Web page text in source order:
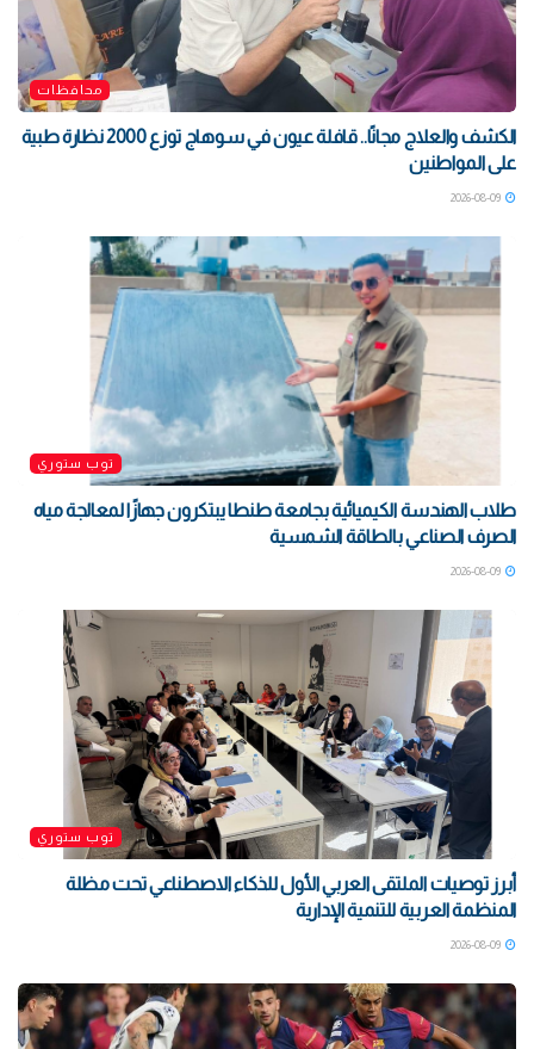
محافظات
الكشف والعلاج مجانًا.. قافلة عيون في سوهاج توزع 2000 نظارة طبية
على المواطنين
توب ستوري
طلاب الهندسة الكيميائية بجامعة طنطا يبتكرون جهازًا لمعالجة مياه
الصرف الصناعي بالطاقة الشمسية
توب ستوري
أبرز توصيات الملتقى العربي الأول للذكاء الاصطناعي تحت مظلة
المنظمة العربية للتنمية الإدارية